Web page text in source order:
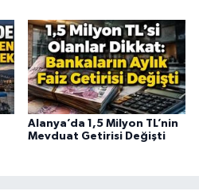
Alanya’da 1,5 Milyon TL’nin
Mevduat Getirisi Değişti